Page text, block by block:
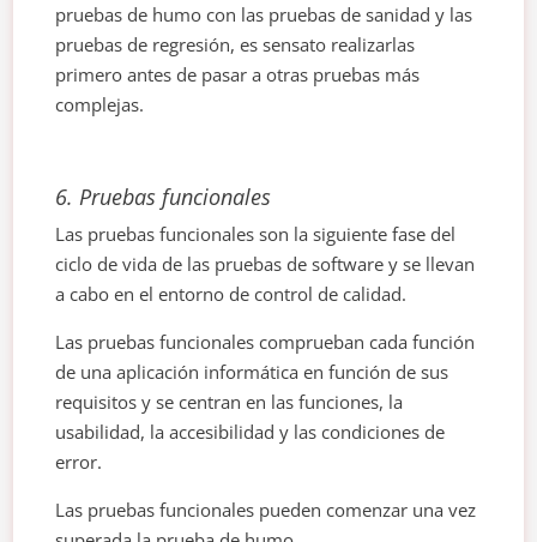
pruebas de humo con las pruebas de sanidad y las
pruebas de regresión, es sensato realizarlas
primero antes de pasar a otras pruebas más
complejas.
6.Pruebas funcionales
Las pruebas funcionales son la siguiente fase del
ciclo de vida de las pruebas de software y se llevan
a cabo en el entorno de control de calidad.
Las pruebas funcionales comprueban cada función
de una aplicación informática en función de sus
requisitos y se centran en las funciones, la
usabilidad, la accesibilidad y las condiciones de
error.
Las pruebas funcionales pueden comenzar una vez